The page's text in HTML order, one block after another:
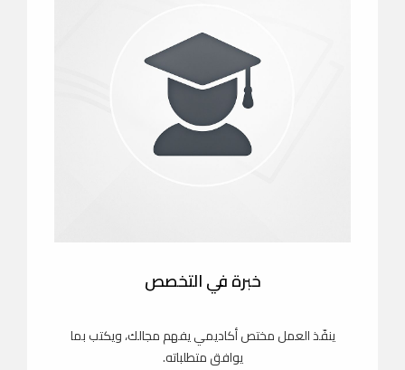
خبرة في التخصص
ينفّذ العمل مختص أكاديمي يفهم مجالك، ويكتب بما
يوافق متطلباته.